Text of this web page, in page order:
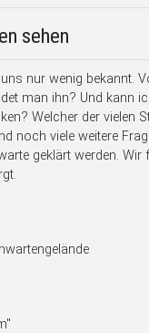
sehen
nur wenig bekannt.
man ihn? Und kann
Welcher der vielen
noch viele weitere
geklärt werden. Wir